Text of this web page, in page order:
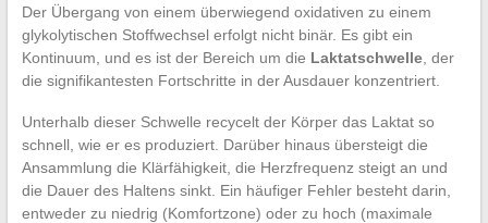
Der Übergang von einem überwiegend oxidativen zu einem
glykolytischen Stoffwechsel erfolgt nicht binär. Es gibt ein
Kontinuum, und es ist der Bereich um die Laktatschwelle, der
die signifikantesten Fortschritte in der Ausdauer konzentriert.
Unterhalb dieser Schwelle recycelt der Körper das Laktat so
schnell, wie er es produziert. Darüber hinaus übersteigt die
Ansammlung die Klärfähigkeit, die Herzfrequenz steigt an und
die Dauer des Haltens sinkt. Ein häufiger Fehler besteht darin,
entweder zu niedrig (Komfortzone) oder zu hoch (maximale